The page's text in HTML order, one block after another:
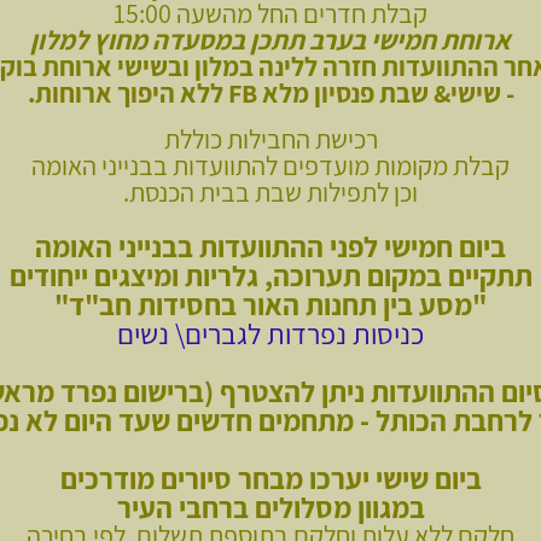
קבלת חדרים החל מהשעה 15:00
ארוחת חמישי בערב תתכן במסעדה מחוץ למלון
ההתוועדות חזרה ללינה במלון ובשישי ארוחת
- שישי& שבת פנסיון מלאFB ללא היפוך ארוחות.
רכישת החבילות כוללת
קבלת מקומות מועדפים להתוועדות בבנייני האומה
וכן לתפילות שבת בבית הכנסת.
ביום חמישי לפני ההתוועדות בבנייני האומה
תתקיים במקום תערוכה, גלריות ומיצגים ייחודים
"מסע בין תחנות האור בחסידות חב"ד"
כניסות נפרדות לגברים\ נשים
ההתוועדות ניתן להצטרף (ברישום נפרד
לרחבת הכותל - מתחמים חדשים שעד היום לא
ביום שישי יערכו מבחר סיורים מודרכים
במגוון מסלולים ברחבי העיר